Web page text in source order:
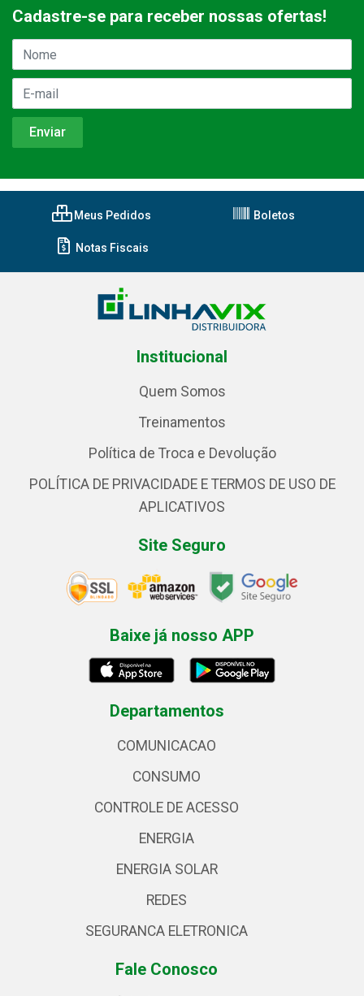
Cadastre-se para receber nossas ofertas!
Meus Pedidos Boletos
Notas Fiscais
Institucional
Quem Somos
Treinamentos
Política de Troca e Devolução
POLÍTICA DE PRIVACIDADE E TERMOS DE USO DE
APLICATIVOS
Site Seguro
Baixe já nosso APP
Departamentos
COMUNICACAO
CONSUMO
CONTROLE DE ACESSO
ENERGIA
ENERGIA SOLAR
REDES
SEGURANCA ELETRONICA
Fale Conosco